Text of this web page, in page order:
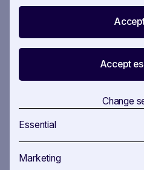
Accept
Accept
Change
Essential
Marketing
Vereinbaren